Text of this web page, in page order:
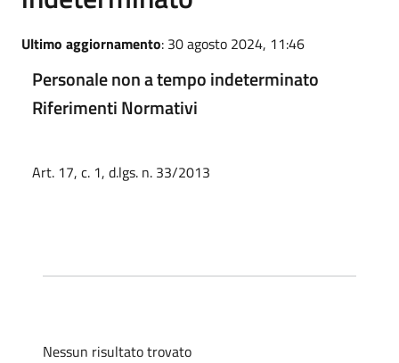
Ultimo aggiornamento: 30 agosto 2024, 11:46
Personale non a tempo indeterminato
Riferimenti Normativi
Art. 17, c. 1, d.lgs. n. 33/2013
Nessun risultato trovato